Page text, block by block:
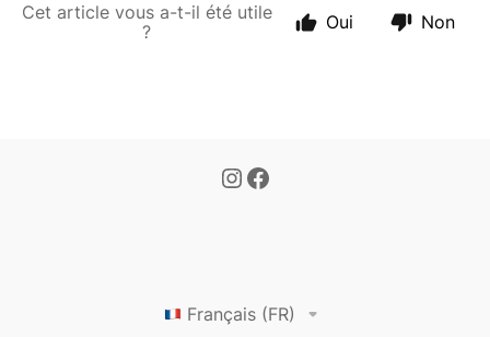
Cet article vous a-t-il été utile
?
Oui Non
Français (FR)